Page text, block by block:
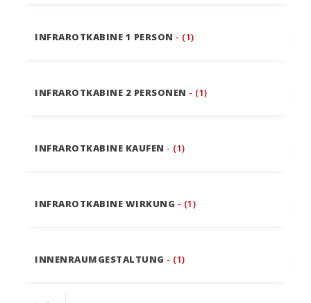
INFRAROTKABINE 1 PERSON - (1)
INFRAROTKABINE 2 PERSONEN - (1)
INFRAROTKABINE KAUFEN - (1)
INFRAROTKABINE WIRKUNG - (1)
INNENRAUMGESTALTUNG - (1)